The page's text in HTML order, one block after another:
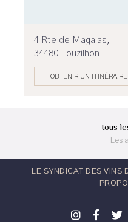
4 Rte de Magalas,
34480 Fouzilhon
OBTENIR UN ITINÉRAIRE
tous
Les
LE SYNDICAT DES VINS